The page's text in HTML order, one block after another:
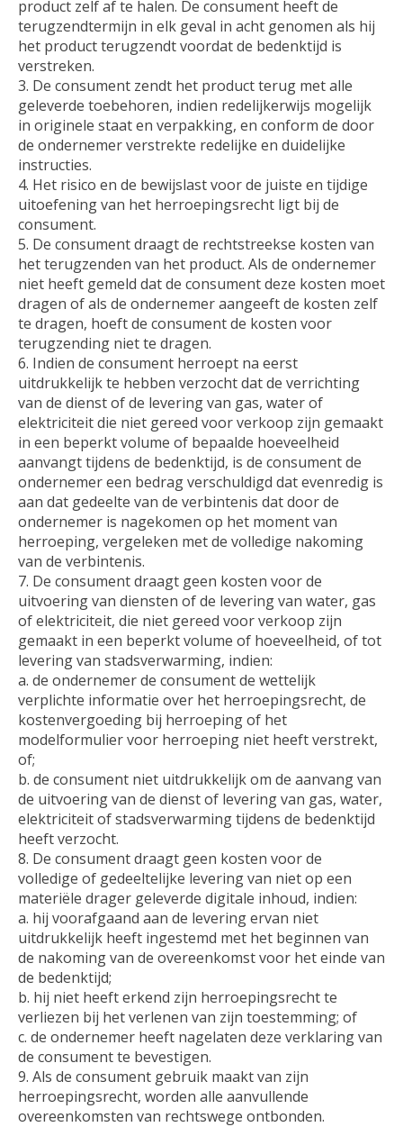
product zelf af te halen. De consument heeft de
terugzendtermijn in elk geval in acht genomen als hij
het product terugzendt voordat de bedenktijd is
verstreken.
3. De consument zendt het product terug met alle
geleverde toebehoren, indien redelijkerwijs mogelijk
in originele staat en verpakking, en conform de door
de ondernemer verstrekte redelijke en duidelijke
instructies.
4. Het risico en de bewijslast voor de juiste en tijdige
uitoefening van het herroepingsrecht ligt bij de
consument.
5. De consument draagt de rechtstreekse kosten van
het terugzenden van het product. Als de ondernemer
niet heeft gemeld dat de consument deze kosten moet
dragen of als de ondernemer aangeeft de kosten zelf
te dragen, hoeft de consument de kosten voor
terugzending niet te dragen.
6. Indien de consument herroept na eerst
uitdrukkelijk te hebben verzocht dat de verrichting
van de dienst of de levering van gas, water of
elektriciteit die niet gereed voor verkoop zijn gemaakt
in een beperkt volume of bepaalde hoeveelheid
aanvangt tijdens de bedenktijd, is de consument de
ondernemer een bedrag verschuldigd dat evenredig is
aan dat gedeelte van de verbintenis dat door de
ondernemer is nagekomen op het moment van
herroeping, vergeleken met de volledige nakoming
van de verbintenis.
7. De consument draagt geen kosten voor de
uitvoering van diensten of de levering van water, gas
of elektriciteit, die niet gereed voor verkoop zijn
gemaakt in een beperkt volume of hoeveelheid, of tot
levering van stadsverwarming, indien:
a. de ondernemer de consument de wettelijk
verplichte informatie over het herroepingsrecht, de
kostenvergoeding bij herroeping of het
modelformulier voor herroeping niet heeft verstrekt,
of;
b. de consument niet uitdrukkelijk om de aanvang van
de uitvoering van de dienst of levering van gas, water,
elektriciteit of stadsverwarming tijdens de bedenktijd
heeft verzocht.
8. De consument draagt geen kosten voor de
volledige of gedeeltelijke levering van niet op een
materiële drager geleverde digitale inhoud, indien:
a. hij voorafgaand aan de levering ervan niet
uitdrukkelijk heeft ingestemd met het beginnen van
de nakoming van de overeenkomst voor het einde van
de bedenktijd;
b. hij niet heeft erkend zijn herroepingsrecht te
verliezen bij het verlenen van zijn toestemming; of
c. de ondernemer heeft nagelaten deze verklaring van
de consument te bevestigen.
9. Als de consument gebruik maakt van zijn
herroepingsrecht, worden alle aanvullende
overeenkomsten van rechtswege ontbonden.